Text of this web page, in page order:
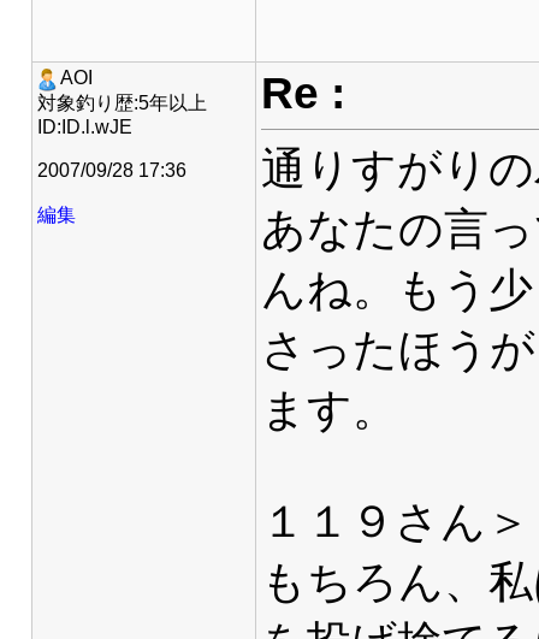
AOI
対象釣り歴:5年以上
ID:ID.l.wJE
2007/09/28 17:36
編集
Re :
通りすがり
あなたの言
んね。もう
さったほう
ます。
１１９さん＞
もちろん、